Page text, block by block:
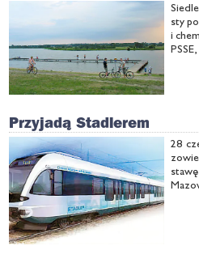
sty
i
Przyjadą Stadlerem
28